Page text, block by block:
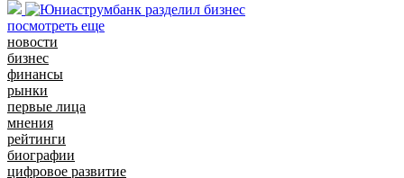
посмотреть еще
новости
бизнес
финансы
рынки
первые лица
мнения
рейтинги
биографии
цифровое развитие